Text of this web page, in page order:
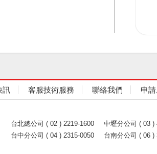
訊 客服技術服務 聯絡我們 申
台北總公司 ( 02 ) 2219-1600 中壢分公司 ( 03 )
台中分公司 ( 04 ) 2315-0050
台南分公司 ( 06 )